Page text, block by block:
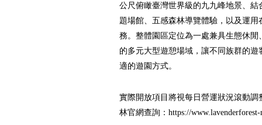
公尺俯瞰臺灣世界級的九九峰地景、
題場館、五感森林導覽體驗，以及運
務。整體園區定位為一處兼具生態休
的多元大型遊憩場域，讓不同族群的
適的遊園方式。
實際開放項目將視每日營運狀況滾動
林官網查詢：https://